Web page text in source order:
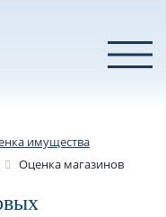
имущества
Оценка магазинов